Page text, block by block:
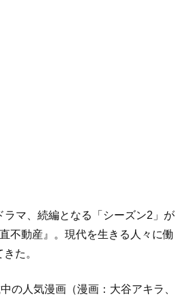
マ、続編となる「シーズン2」が
不動産』。現代を生きる人々に働
た。
の人気漫画（漫画：大谷アキラ、